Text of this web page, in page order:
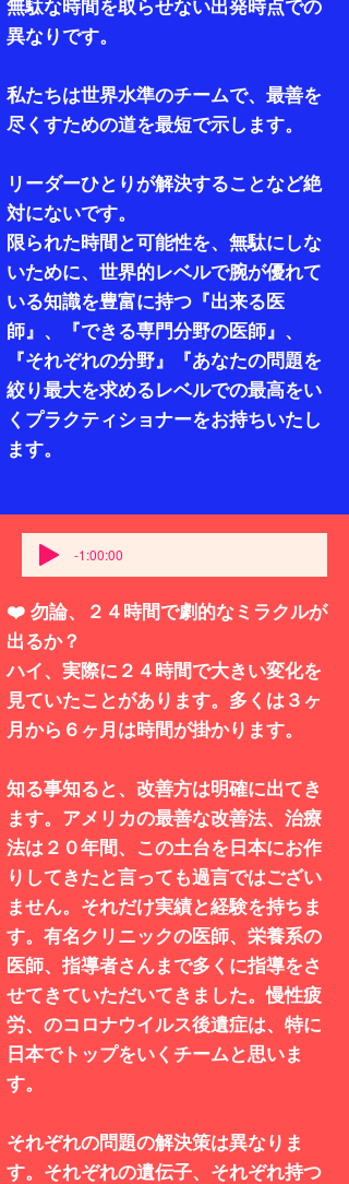
無駄な時間を取らせない出発時点での
異なりです。
私たちは世界水準のチームで、最善を
尽くすための道を最短で示します。
リーダーひとりが解決することなど絶
対にないです。
限られた時間と可能性を、無駄にしな
いために、世界的レベルで腕が優れて
いる知識を豊富に持つ『出来る医
師』、『できる専門分野の医師』、
『それぞれの分野』『あなたの問題を
絞り最大を求めるレベルでの最高をい
くプラクティショナーをお持ちいたし
ます。
-1:00:00
❤️ 勿論、２４時間で劇的なミラクルが
出るか？
ハイ、実際に２４時間で大きい変化を
見ていたことがあります。多くは３ヶ
月から６ヶ月は時間が掛かります。
知る事知ると、改善方は明確に出てき
ます。アメリカの最善な改善法、治療
法は２０年間、この土台を日本にお作
りしてきたと言っても過言ではござい
ません。それだけ実績と経験を持ちま
す。有名クリニックの医師、栄養系の
医師、指導者さんまで多くに指導をさ
せてきていただいてきました。慢性疲
労、のコロナウイルス後遺症は、特に
日本でトップをいくチームと思いま
す。
それぞれの問題の解決策は異なりま
す。それぞれの遺伝子、それぞれ持つ